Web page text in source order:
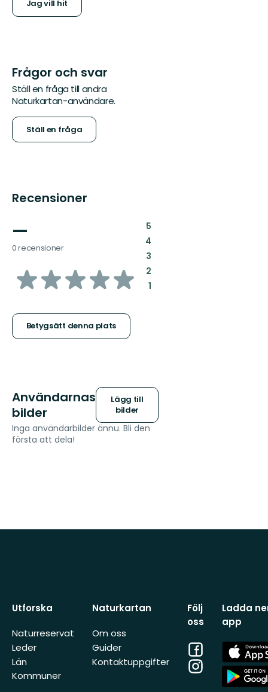
Jag vill hit
Frågor och svar
Ställ en fråga till andra
Naturkartan-användare.
Ställ en fråga
Recensioner
—
0 recensioner
av
stjärnor
Betygsätt denna plats
5:
4:
3:
2:
1:
Användarnas
bilder
Lägg till
bilder
Inga användarbilder ännu. Bli den
första att dela!
Utforska
Naturreservat
Leder
Län
Kommuner
Naturkartan
Om oss
Guider
Kontaktuppgifter
Följ
oss
Facebook
Instagram
Ladda
app
App
Store
App
Store